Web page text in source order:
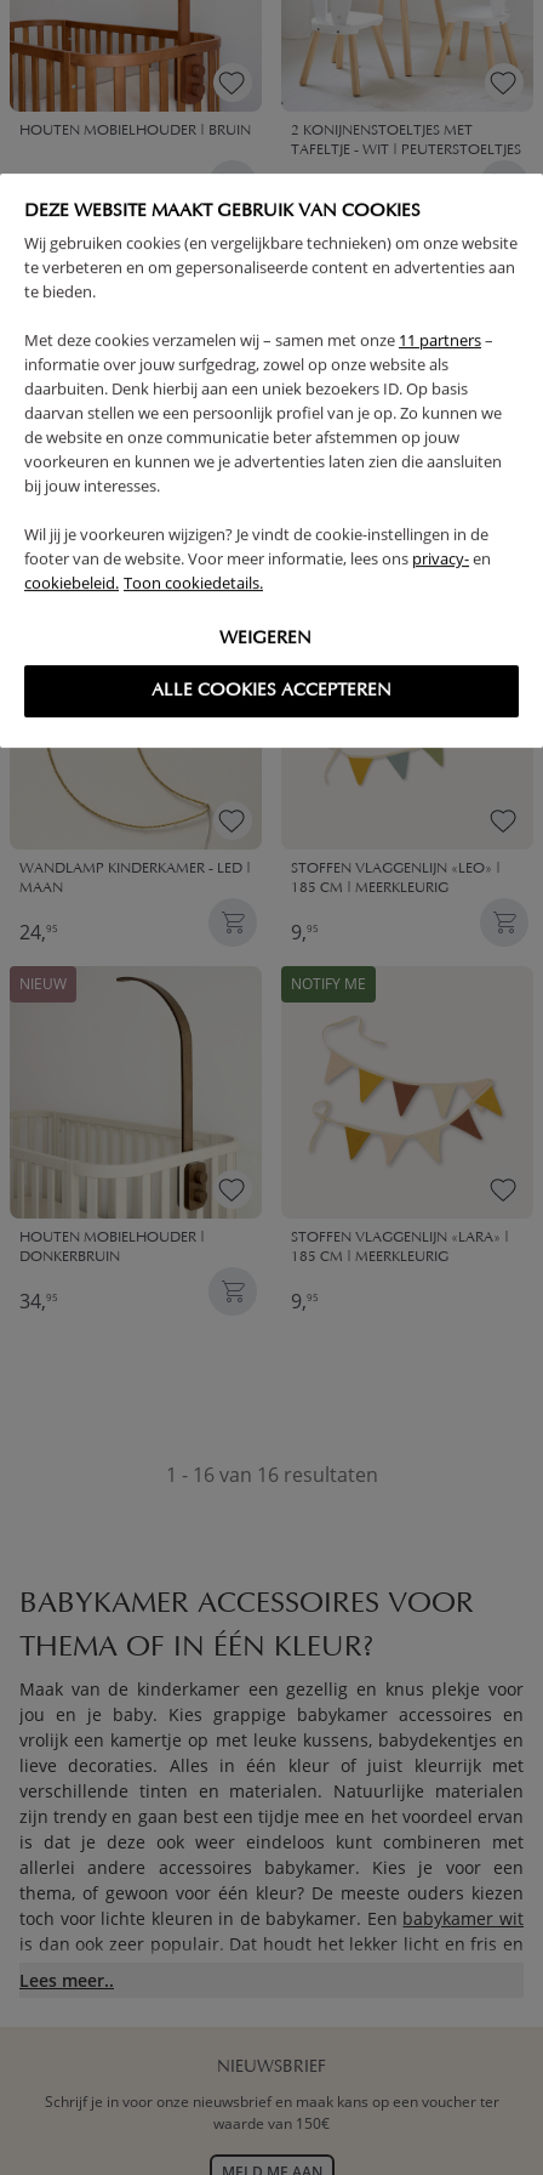
DEZE WEBSITE MAAKT GEBRUIK VAN COOKIES
Wij gebruiken cookies (en vergelijkbare technieken) om onze website
te verbeteren en om gepersonaliseerde content en advertenties aan
te bieden.
Met deze cookies verzamelen wij – samen met onze 11 partners–
informatie over jouw surfgedrag, zowel op onze website als
daarbuiten. Denk hierbij aan een uniek bezoekers ID. Op basis
daarvan stellen we een persoonlijk profiel van je op. Zo kunnen we
de website en onze communicatie beter afstemmen op jouw
voorkeuren en kunnen we je advertenties laten zien die aansluiten
bij jouw interesses.
Wil jij je voorkeuren wijzigen? Je vindt de cookie-instellingen in de
footer van de website. Voor meer informatie, lees ons privacy-en
cookiebeleid. Toon cookiedetails.
WEIGEREN
ALLE COOKIES ACCEPTEREN
HOUTEN MOBIELHOUDER | BRUIN
2 KONIJNENSTOELTJES MET
TAFELTJE - WIT | PEUTERSTOELTJES
STOFFEN VLAGGENLIJN «LARA» |
14,95 19,95
WANDLAMP KINDERKAMER - LED |
MAAN
24,95
STOFFEN VLAGGENLIJN «LEO» |
185 CM | MEERKLEURIG
9,95
NIEUW
HOUTEN MOBIELHOUDER |
DONKERBRUIN
34,95
NOTIFY ME
STOFFEN VLAGGENLIJN «LARA» |
185 CM | MEERKLEURIG
9,95
1 - 16 van 16 resultaten
BABYKAMER ACCESSOIRES VOOR
THEMA OF IN ÉÉN KLEUR?
Maak van de kinderkamer een gezellig en knus plekje voor
jou en je baby. Kies grappige babykamer accessoires en
vrolijk een kamertje op met leuke kussens, babydekentjes en
lieve decoraties. Alles in één kleur of juist kleurrijk met
verschillende tinten en materialen. Natuurlijke materialen
zijn trendy en gaan best een tijdje mee en het voordeel ervan
is dat je deze ook weer eindeloos kunt combineren met
allerlei andere accessoires babykamer. Kies je voor een
thema, of gewoon voor één kleur? De meeste ouders kiezen
toch voor lichte kleuren in de babykamer. Een babykamer wit
is dan ook zeer populair. Dat houdt het lekker licht en fris en
nodigt uit om flink aan de slag te gaan met accessoires voor
babykamer.
ZOEK NAAR LEUKE TIPS VOOR
BABYKAMER ACCESSOIRES
Lees meer..
NIEUWSBRIEF
Schrijf je in voor onze nieuwsbrief en maak kans op een voucher ter
waarde van 150€